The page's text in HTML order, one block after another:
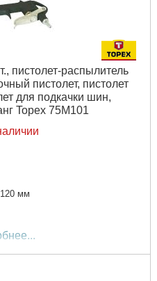
пистолет-распылитель
пистолет, пистолет
для подкачки шин,
Topex 75M101
мм